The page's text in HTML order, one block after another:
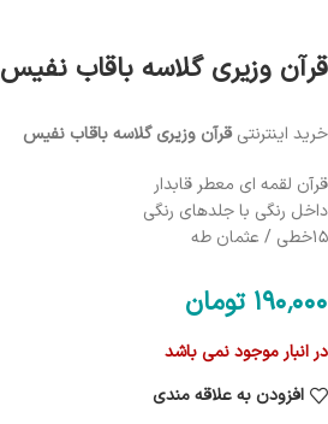
قرآن وزیری گلاسه باقاب نفیس
خرید اینترنتیقرآن وزیری گلاسه باقاب نفیس
قرآن لقمه ای معطر قابدار
داخل رنگی با جلدهای رنگی
15خطی / عثمان طه
190٬000 تومان
در انبار موجود نمی باشد
افزودن به علاقه مندی